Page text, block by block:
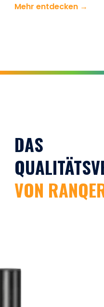
Mehr entdecken →
DAS
VON